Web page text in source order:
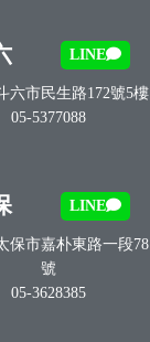
LINE
六市民生路172號5樓
05-5377088
LINE
保市嘉朴東路一段78
號
05-3628385